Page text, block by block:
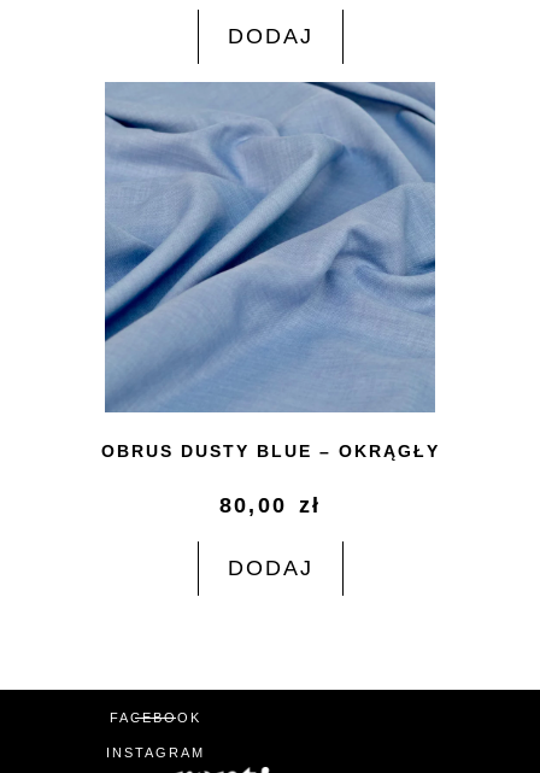
DODAJ
OBRUS DUSTY BLUE – OKRĄGŁY
80,00 zł
DODAJ
FACEBOOK
INSTAGRAM